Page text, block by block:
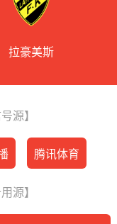
拉豪美斯
源】
腾讯体育
源】